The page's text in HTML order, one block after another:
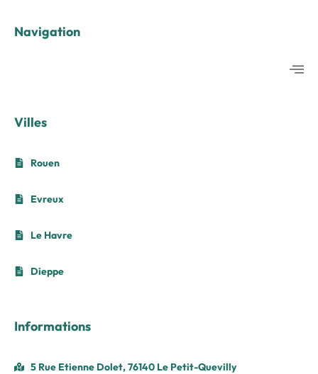
Navigation
Villes
Rouen
Evreux
Le Havre
Dieppe
Informations
5 Rue Etienne Dolet, 76140 Le Petit-Quevilly